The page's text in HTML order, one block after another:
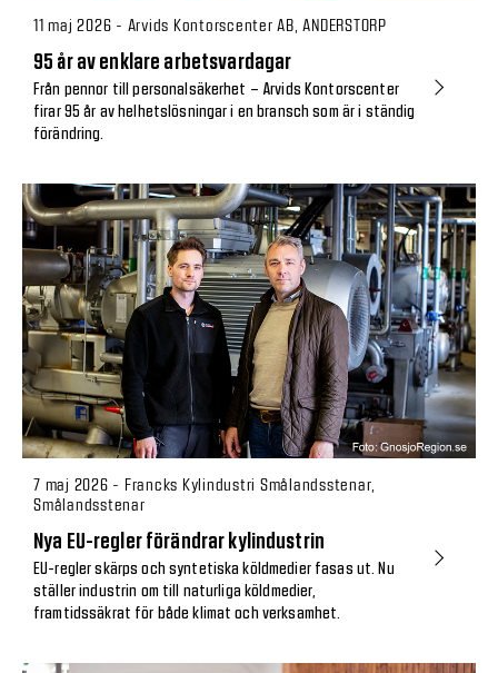
11 maj 2026 - Arvids Kontorscenter AB, ANDERSTORP
95 år av enklare arbetsvardagar
Från pennor till personalsäkerhet – Arvids Kontorscenter
firar 95 år av helhetslösningar i en bransch som är i ständig
förändring.
7 maj 2026 - Francks Kylindustri Smålandsstenar,
Smålandsstenar
Nya EU-regler förändrar kylindustrin
EU-regler skärps och syntetiska köldmedier fasas ut. Nu
ställer industrin om till naturliga köldmedier,
framtidssäkrat för både klimat och verksamhet.